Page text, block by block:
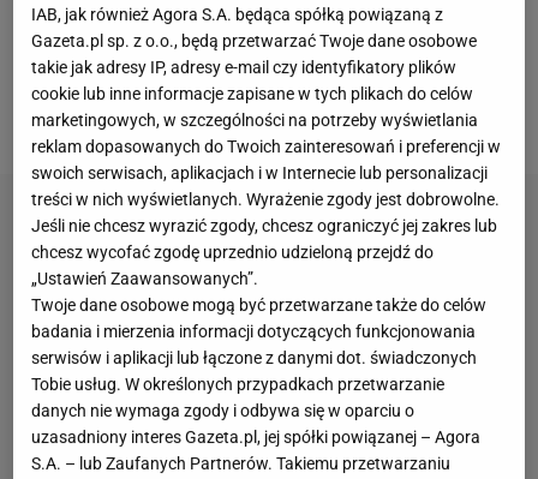
po bramkach Erica Maxima Choupo-Motinga (61.
minuta) oraz Serge'a Gnabry'ego (89.). W całym
dwumeczu zwyciężyli 3:0 i awansowali do
ćwierćfinału rozgrywek.
IAB, jak również Agora S.A. będąca spółką powiązaną z
Gazeta.pl sp. z o.o., będą przetwarzać Twoje dane osobowe
takie jak adresy IP, adresy e-mail czy identyfikatory plików
cookie lub inne informacje zapisane w tych plikach do celów
marketingowych, w szczególności na potrzeby wyświetlania
reklam dopasowanych do Twoich zainteresowań i preferencji w
swoich serwisach, aplikacjach i w Internecie lub personalizacji
treści w nich wyświetlanych. Wyrażenie zgody jest dobrowolne.
Jeśli nie chcesz wyrazić zgody, chcesz ograniczyć jej zakres lub
chcesz wycofać zgodę uprzednio udzieloną przejdź do
„Ustawień Zaawansowanych”.
Twoje dane osobowe mogą być przetwarzane także do celów
badania i mierzenia informacji dotyczących funkcjonowania
serwisów i aplikacji lub łączone z danymi dot. świadczonych
Tobie usług. W określonych przypadkach przetwarzanie
danych nie wymaga zgody i odbywa się w oparciu o
uzasadniony interes Gazeta.pl, jej spółki powiązanej – Agora
S.A. – lub Zaufanych Partnerów. Takiemu przetwarzaniu